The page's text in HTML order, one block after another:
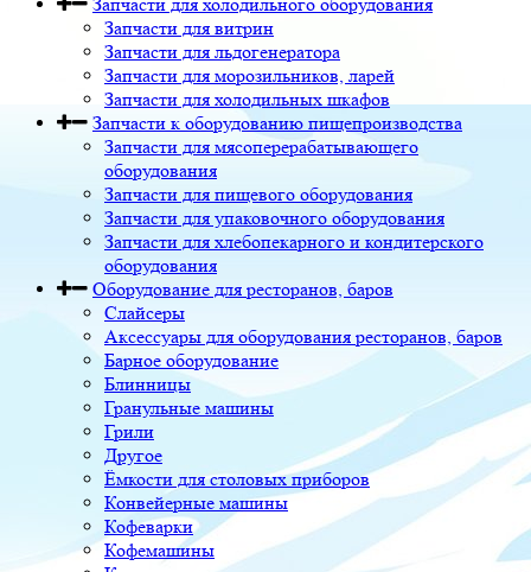
Запчасти для витрин
Запчасти для льдогенератора
Запчасти для морозильников, ларей
Запчасти для холодильных шкафов
Запчасти к оборудованию пищепроизводства
Запчасти для мясоперерабатывающего
оборудования
Запчасти для пищевого оборудования
Запчасти для упаковочного оборудования
Запчасти для хлебопекарного и кондитерского
оборудования
Оборудование для ресторанов, баров
Слайсеры
Аксессуары для оборудования ресторанов, баров
Барное оборудование
Блинницы
Гранульные машины
Грили
Другое
Ёмкости для столовых приборов
Конвейерные машины
Кофеварки
Кофемашины